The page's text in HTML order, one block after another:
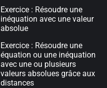
Exercice : Résoudre une
inéquation avec une valeur
absolue
Exercice : Résoudre une
équation ou une inéquation
avec une ou plusieurs
valeurs absolues grâce aux
distances